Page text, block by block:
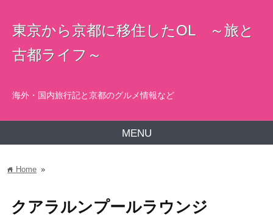
東京から京都に移住したOL ～旅と
古都ライフ～
海外・国内旅行記と京都のグルメ情報など
MENU
home Home »
クアラルンプールラウンジ